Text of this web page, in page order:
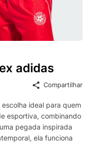
adidas
Compartilhar
ideal para quem
esportiva, combinando
pegada inspirada
ela funciona